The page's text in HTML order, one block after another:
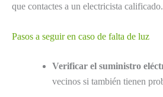
que contactes a un electricista calificado.
Pasos a seguir en caso de falta de luz
Verificar el suministro
vecinos si también tienen